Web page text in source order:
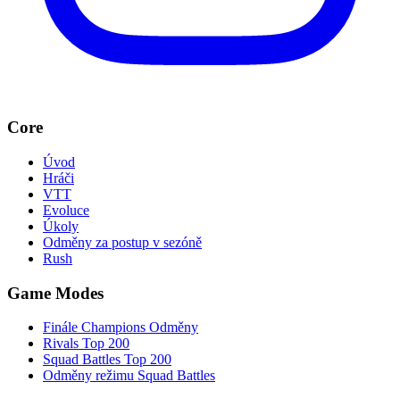
Core
Úvod
Hráči
VTT
Evoluce
Úkoly
Odměny za postup v sezóně
Rush
Game Modes
Finále Champions Odměny
Rivals Top 200
Squad Battles Top 200
Odměny režimu Squad Battles